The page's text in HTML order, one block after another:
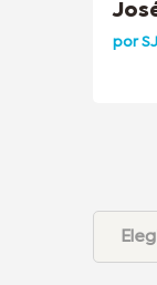
por